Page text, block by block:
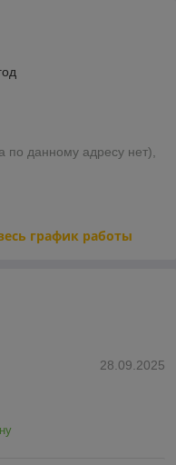
по данному адресу нет),
график работы
28.09.2025